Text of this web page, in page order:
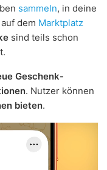
sammeln, in deine
dem Marktplatz
sind teils schon
Geschenk-
. Nutzer können
bieten.